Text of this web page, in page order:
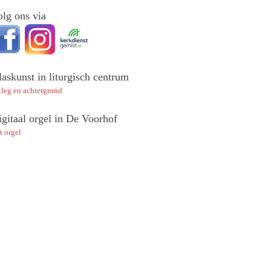
ons via
in liturgisch centrum
en achtergrond
orgel in De Voorhof
orgel